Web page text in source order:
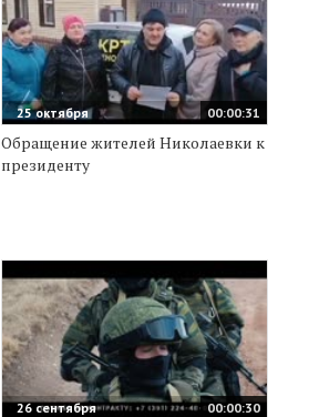
00:00:31
25 октября
Обращение жителей Николаевки к
президенту
00:00:30
26 сентября